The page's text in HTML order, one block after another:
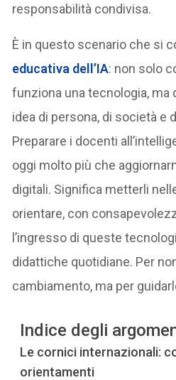
responsabilità condivisa.
È in questo scenario che si
educativa dell’IA: non solo
funziona una tecnologia, ma
idea di persona, di società e
Preparare i docenti
oggi molto più che
digitali. Significa metterli
orientare, con
l’ingresso di queste
didattiche quotidiane. Per
cambiamento, ma per
Indice degli
Le cornici internazionali:
orientamenti